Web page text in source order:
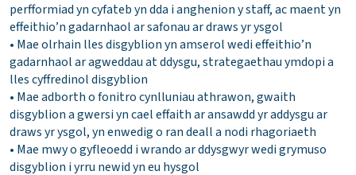
perfformiad yn cyfateb yn dda i anghenion y staff, ac maent yn
effeithio’n gadarnhaol ar safonau ar draws yr ysgol
• Mae olrhain lles disgyblion yn amserol wedi effeithio’n
gadarnhaol ar agweddau at ddysgu, strategaethau ymdopi a
lles cyffredinol disgyblion
• Mae adborth o fonitro cynlluniau athrawon, gwaith
disgyblion a gwersi yn cael effaith ar ansawdd yr addysgu ar
draws yr ysgol, yn enwedig o ran deall a nodi rhagoriaeth
• Mae mwy o gyfleoedd i wrando ar ddysgwyr wedi grymuso
disgyblion i yrru newid yn eu hysgol